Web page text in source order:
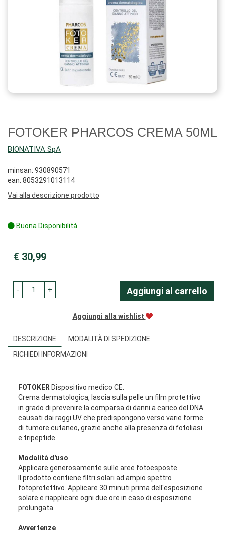
FOTOKER PHARCOS CREMA 50ML
BIONATIVA SpA
minsan: 930890571
ean: 8053291013114
Vai alla descrizione prodotto
Buona Disponibilità
Prezzo
€ 30,99
- + Aggiungi al carrello
Aggiungi alla wishlist
DESCRIZIONE
MODALITÀ DI SPEDIZIONE
RICHIEDI INFORMAZIONI
FOTOKER Dispositivo medico CE.
Crema dermatologica, lascia sulla pelle un film protettivo
in grado di prevenire la comparsa di danni a carico del DNA
causati dai raggi UV che predispongono verso varie forme
di tumore cutaneo, grazie anche alla presenza di fotoliasi
e tripeptide.
Modalità d'uso
Applicare generosamente sulle aree fotoesposte.
Il prodotto contiene filtri solari ad ampio spettro
fotoprotettivo. Applicare 30 minuti prima dell'esposizione
solare e riapplicare ogni due ore in caso di esposizione
prolungata.
Avvertenze